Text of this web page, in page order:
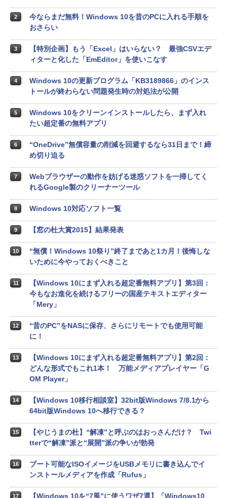
2
今ならまだ無料！Windows 10を昔のPCに入れる手順を
おさらい
3
【特別企画】もう「Excel」はいらない？ 最強CSVエデ
ィターと化した「EmEditor」を使いこなす
4
Windows 10の更新プログラム「KB3189866」のインス
トールが終わらない問題発生時の対処法が公開
5
Windows 10をクリーンインストールしたら、まず入れ
たい超定番の無料アプリ
6
“OneDrive”無償容量の削減を回避するなら31日まで！締
め切り迫る
7
Webブラウザーの動作を妨げる迷惑ソフトを一掃してく
れるGoogle製のクリーナーツール
8 Windows 10対応ソフト一覧
9 【窓の杜大賞2015】結果発表
10
“無償！Windows 10祭り”終了まであと1カ月！後悔しな
いために今やっておくべきこと
11
【Windows 10にまず入れる超定番無料アプリ】第3回：
今もなお進化を続けるフリーの国産テキストエディター
「Mery」
12
“昔のPC”をNASに保存、さらにリモートでも使用可能
に！
13
【Windows 10にまず入れる超定番無料アプリ】第2回：
どんな形式でもこれ1本！ 万能メディアプレイヤー「G
OM Player」
14
【Windows 10移行相談室】32bit版Windows 7/8.1から
64bit版Windows 10へ移行できる？
15
【やじうまの杜】“解凍”と呼ぶのはおっさんだけ？ Twi
tterで“解凍”派と“展開”派の争いが勃発
16
ブート可能なISOイメージをUSBメモリに書き込んでイ
ンストールメディアを作成「Rufus」
17
【Windows 10を“7風”に使うワザ7選】「Windows10